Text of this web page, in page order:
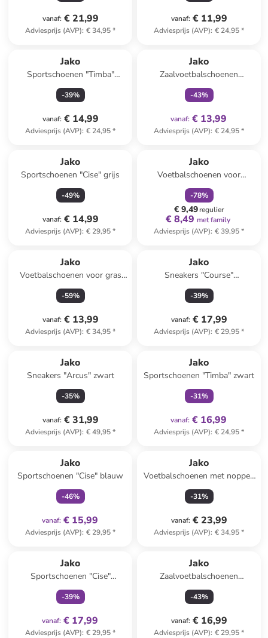
vanaf: € 21,99
Adviesprijs (AVP): € 34,95*
vanaf: € 11,99
Adviesprijs (AVP): € 24,95*
Jako
Sportschoenen "Timba"
donkerblauw
-39%
vanaf: € 14,99
Adviesprijs (AVP): € 24,95*
Jako
Zaalvoetbalschoenen
"Winger" zwart
-43%
vanaf: € 13,99
Adviesprijs (AVP): € 24,95*
Jako
Sportschoenen "Cise" grijs
-49%
vanaf: € 14,99
Adviesprijs (AVP): € 29,95*
Jako
Voetbalschoenen voor
(kunst)gras "Twist" geel/rood
-78%
€ 9,49regulier
€ 8,49 met family
Adviesprijs (AVP): € 39,95*
Jako
Voetbalschoenen voor gras
"Vini" zwart/roze
-59%
vanaf: € 13,99
Adviesprijs (AVP): € 34,95*
Jako
Sneakers "Course"
roze/donkerblauw
-39%
vanaf: € 17,99
Adviesprijs (AVP): € 29,95*
Jako
Sneakers "Arcus" zwart
-35%
vanaf: € 31,99
Adviesprijs (AVP): € 49,95*
Jako
Sportschoenen "Timba" zwart
-31%
vanaf: € 16,99
Adviesprijs (AVP): € 24,95*
Jako
Sportschoenen "Cise" blauw
-46%
vanaf: € 15,99
Adviesprijs (AVP): € 29,95*
Jako
Voetbalschoenen met noppen
zwart/groen
-31%
vanaf: € 23,99
Adviesprijs (AVP): € 34,95*
Jako
Sportschoenen "Cise"
donkerblauw/geel
-39%
vanaf: € 17,99
Adviesprijs (AVP): € 29,95*
Jako
Zaalvoetbalschoenen
"Finesto" zwart
-43%
vanaf: € 16,99
Adviesprijs (AVP): € 29,95*